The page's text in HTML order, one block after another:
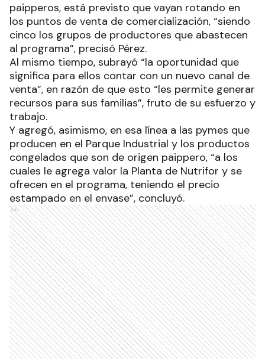
paipperos, está previsto que vayan rotando en
los puntos de venta de comercialización, “siendo
cinco los grupos de productores que abastecen
al programa”, precisó Pérez.
Al mismo tiempo, subrayó “la oportunidad que
significa para ellos contar con un nuevo canal de
venta”, en razón de que esto “les permite generar
recursos para sus familias”, fruto de su esfuerzo y
trabajo.
Y agregó, asimismo, en esa línea a las pymes que
producen en el Parque Industrial y los productos
congelados que son de origen paippero, “a los
cuales le agrega valor la Planta de Nutrifor y se
ofrecen en el programa, teniendo el precio
estampado en el envase”, concluyó.
Ads